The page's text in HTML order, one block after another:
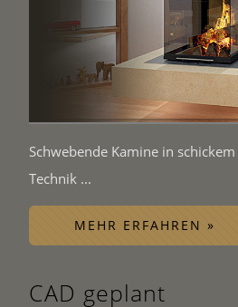
Schwebende Kamine in
Technik ...
MEHR ERFAHREN »
CAD geplant